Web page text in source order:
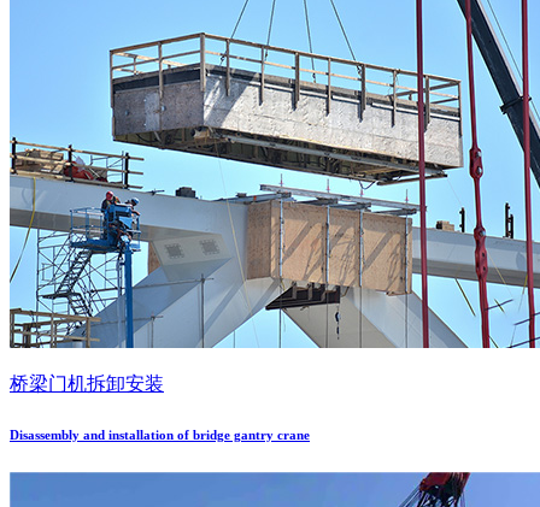
桥梁门机拆卸安装
Disassembly and installation of bridge gantry crane